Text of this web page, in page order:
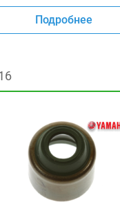
Подробнее